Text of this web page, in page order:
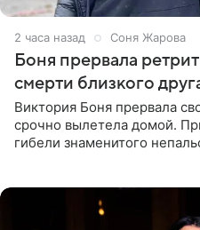
2 часа назад Соня Жарова
Боня прервала
смерти близкого
Виктория Боня прервала
срочно вылетела домой.
гибели знаменитого